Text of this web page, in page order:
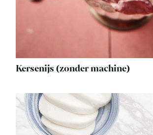
Kersenijs (zonder machine)